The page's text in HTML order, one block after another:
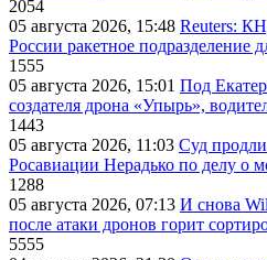
2054
05 августа 2026, 15:48 Reuters:
России ракетное подразделение
1555
05 августа 2026, 15:01 Под
создателя дрона «Упырь»,
1443
05 августа 2026, 11:03 Суд
Росавиации Нерадько по делу о
1288
05 августа 2026, 07:13 И снова
после атаки дронов горит
5555